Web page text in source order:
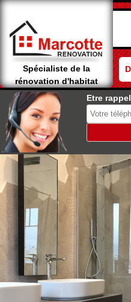
Spécialiste de la
rénovation d'habitat
Etre